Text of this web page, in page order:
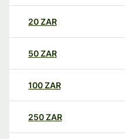
20ZAR
50ZAR
100ZAR
250ZAR